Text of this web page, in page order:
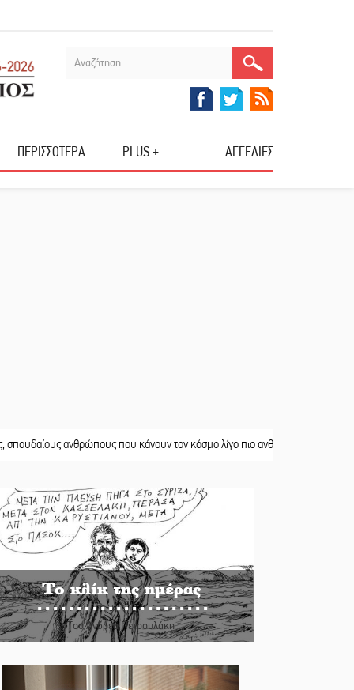
ΠΕΡΙΣΣΟΤΕΡΑ PLUS + ΑΓΓΕΛΙΕΣ
ανθρώπους που κάνουν τον κόσμο λίγο πιο ανθρώπινο» ||
Το κλίκ της ημέρας
Του Ανδρέα Πετρουλάκη